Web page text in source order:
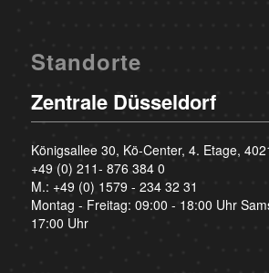
Standorte
Zentrale Düsseldorf
Königsallee 30, Kö-Center, 4. Etage,
+49 (0) 211- 876 384 0
M.: +49 (0) 1579 - 234 32 31
Montag - Freitag: 09:00 - 18:00 Uhr
17:00 Uhr